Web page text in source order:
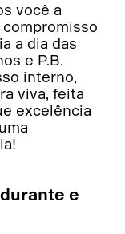
você a
a dia das
e P.B.
interno,
viva, feita
excelência
e